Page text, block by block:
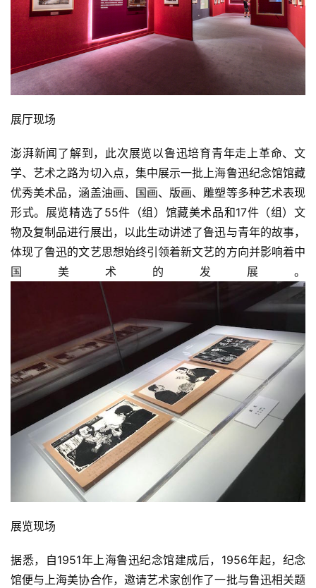
展厅现场
澎湃新闻了解到，此次展览以鲁迅培育青年走上革命、文
学、艺术之路为切入点，集中展示一批上海鲁迅纪念馆馆藏
优秀美术品，涵盖油画、国画、版画、雕塑等多种艺术表现
形式。展览精选了55件（组）馆藏美术品和17件（组）文
物及复制品进行展出，以此生动讲述了鲁迅与青年的故事，
体现了鲁迅的文艺思想始终引领着新文艺的方向并影响着中
国美术的发展。
展览现场
据悉，自1951年上海鲁迅纪念馆建成后，1956年起，纪念
馆便与上海美协合作，邀请艺术家创作了一批与鲁迅相关题